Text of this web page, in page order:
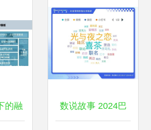
强榜首
的融 数说故事 2024巴